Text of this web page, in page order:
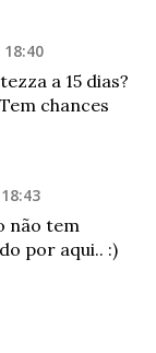
a 15 dias?
chances
não tem
por aqui.. :)